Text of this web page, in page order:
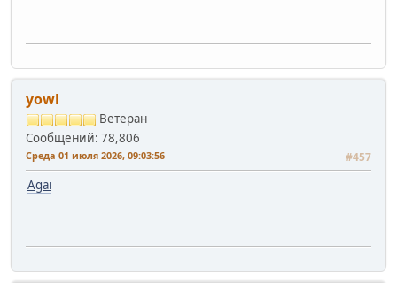
yowl
Ветеран
Сообщений: 78,806
Среда 01 июля 2026, 09:03:56 #457
Agai